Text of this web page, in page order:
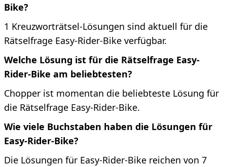
Bike?
1 Kreuzworträtsel-Lösungen sind aktuell für die
Rätselfrage Easy-Rider-Bike verfügbar.
Welche Lösung ist für die Rätselfrage Easy-
Rider-Bike am beliebtesten?
Chopper ist momentan die beliebteste Lösung für
die Rätselfrage Easy-Rider-Bike.
Wie viele Buchstaben haben die Lösungen für
Easy-Rider-Bike?
Die Lösungen für Easy-Rider-Bike reichen von 7